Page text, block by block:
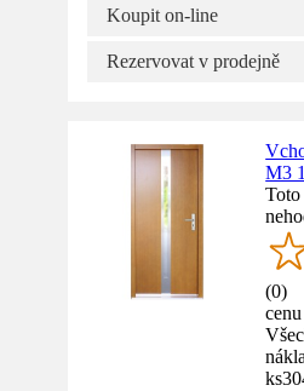
Koupit on-line
Rezervovat v prodejně
M3
(0)
ks